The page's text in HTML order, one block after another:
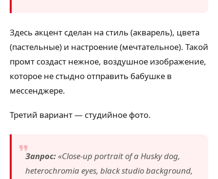
Здесь акцент сделан на стиль (акварель), цвета
(пастельные) и настроение (мечтательное). Такой
промт создаст нежное, воздушное изображение,
которое не стыдно отправить бабушке в
мессенджере.
Третий вариант — студийное фото.
Запрос:«Close-up portrait of a Husky dog,
heterochromia eyes, black studio background,